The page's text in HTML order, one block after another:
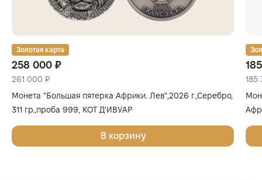
Золотая карта
258 000 ₽
261 000 ₽
Монета "Большая пятерка Африки. Лев",2026 г.,Серебро,
311 гр.,проба 999, КОТ Д'ИВУАР
В корзину
185